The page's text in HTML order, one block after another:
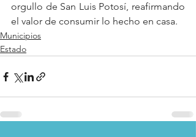
orgullo de San Luis Potosí, reafirmando
el valor de consumir lo hecho en casa.
Municipios
Estado